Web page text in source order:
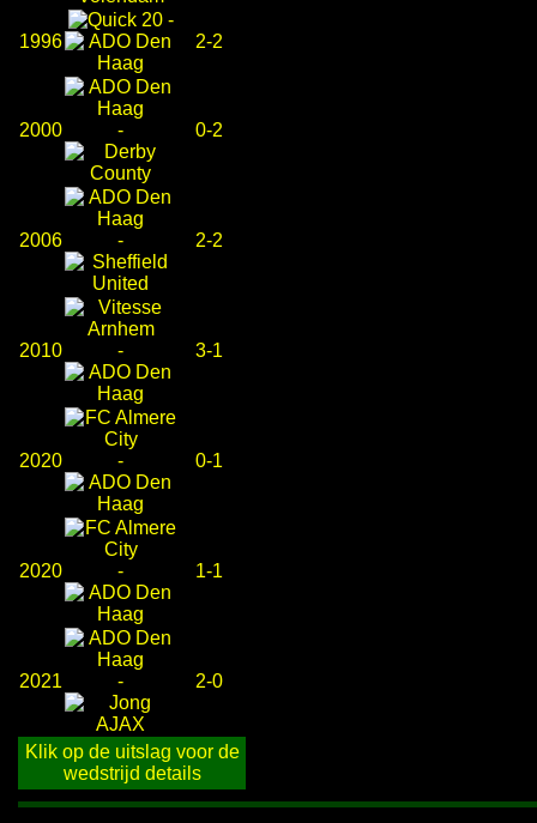
1996
-
2-2
2000 - 0-2
2006 - 2-2
2010 - 3-1
2020 - 0-1
2020 - 1-1
2021 - 2-0
Klik op de uitslag voor de
wedstrijd details